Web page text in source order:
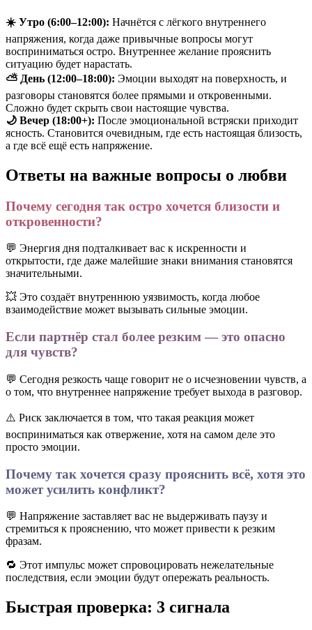
☀️ Утро (6:00–12:00): Начнётся с лёгкого внутреннего
напряжения, когда даже привычные вопросы могут
восприниматься остро. Внутреннее желание прояснить
ситуацию будет нарастать.
⛅ День (12:00–18:00): Эмоции выходят на поверхность, и
разговоры становятся более прямыми и откровенными.
Сложно будет скрыть свои настоящие чувства.
🌙 Вечер (18:00+): После эмоциональной встряски приходит
ясность. Становится очевидным, где есть настоящая близость,
а где всё ещё есть напряжение.
Ответы на важные вопросы о любви
Почему сегодня так остро хочется близости и
откровенности?
💬 Энергия дня подталкивает вас к искренности и
открытости, где даже малейшие знаки внимания становятся
значительными.
💥 Это создаёт внутреннюю уязвимость, когда любое
взаимодействие может вызывать сильные эмоции.
Если партнёр стал более резким — это опасно
для чувств?
💬 Сегодня резкость чаще говорит не о исчезновении чувств, а
о том, что внутреннее напряжение требует выхода в разговор.
⚠️ Риск заключается в том, что такая реакция может
восприниматься как отвержение, хотя на самом деле это
просто эмоции.
Почему так хочется сразу прояснить всё, хотя это
может усилить конфликт?
💬 Напряжение заставляет вас не выдерживать паузу и
стремиться к прояснению, что может привести к резким
фразам.
🔁 Этот импульс может спровоцировать нежелательные
последствия, если эмоции будут опережать реальность.
Быстрая проверка: 3 сигнала